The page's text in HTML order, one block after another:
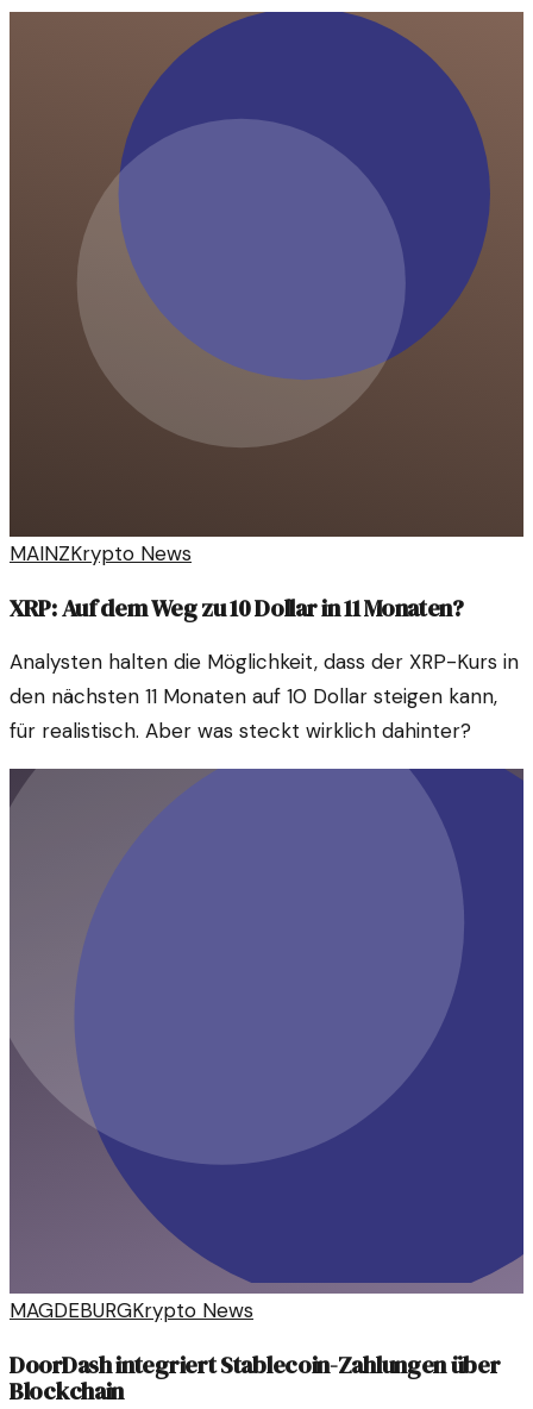
MAINZKrypto News
XRP: Auf dem Weg zu 10 Dollar in 11 Monaten?
Analysten halten die Möglichkeit, dass der XRP-Kurs in
den nächsten 11 Monaten auf 10 Dollar steigen kann,
für realistisch. Aber was steckt wirklich dahinter?
MAGDEBURGKrypto News
DoorDash integriert Stablecoin-Zahlungen über
Blockchain